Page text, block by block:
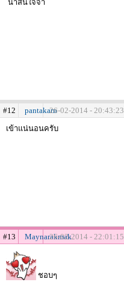
น่าสนใจจ้า
#12 pantakarn26-02-2014 - 20:43:23
เข้าแน่นอนครับ
#13 Maynarakmak26-02-2014 - 22:01:15
ชอบๆ